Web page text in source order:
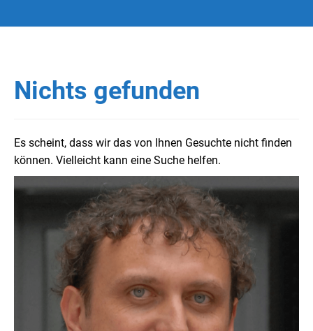
Nichts gefunden
Es scheint, dass wir das von Ihnen Gesuchte nicht finden
können. Vielleicht kann eine Suche helfen.